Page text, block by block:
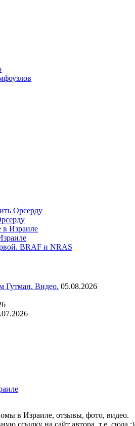
Орсерду
в Израиле
BRAF и NRAS
Гутман. Видео. 05.08.2026
в Израиле, отзывы, фото, видео.